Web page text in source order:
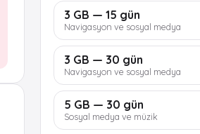
3 GB — 15 gün
Navigasyon ve sosyal medya
3 GB — 30 gün
Navigasyon ve sosyal medya
5 GB — 30 gün
Sosyal medya ve müzik